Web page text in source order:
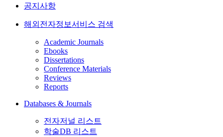
공지사항
해외전자정보서비스 검색
Academic Journals
Ebooks
Dissertations
Conference Materials
Reviews
Reports
Databases & Journals
전자저널 리스트
학술DB 리스트